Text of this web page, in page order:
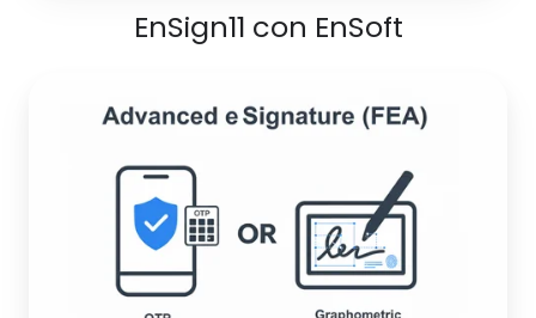
EnSign11 con EnSoft
elettronica